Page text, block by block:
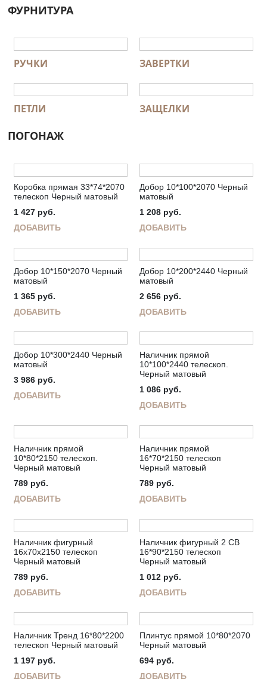
ФУРНИТУРА
РУЧКИ ЗАВЕРТКИ
ПЕТЛИ ЗАЩЕЛКИ
ПОГОНАЖ
Коробка прямая 33*74*2070
телескоп Черный матовый
1 427 руб.
ДОБАВИТЬ
Добор 10*100*2070 Черный
матовый
1 208 руб.
ДОБАВИТЬ
Добор 10*150*2070 Черный
матовый
1 365 руб.
ДОБАВИТЬ
Добор 10*200*2440 Черный
матовый
2 656 руб.
ДОБАВИТЬ
Добор 10*300*2440 Черный
матовый
3 986 руб.
ДОБАВИТЬ
Наличник прямой
10*100*2440 телескоп.
Черный матовый
1 086 руб.
ДОБАВИТЬ
Наличник прямой
10*80*2150 телескоп.
Черный матовый
789 руб.
ДОБАВИТЬ
Наличник прямой
16*70*2150 телескоп
Черный матовый
789 руб.
ДОБАВИТЬ
Наличник фигурный
16х70х2150 телескоп
Черный матовый
789 руб.
ДОБАВИТЬ
Наличник фигурный 2 СВ
16*90*2150 телескоп
Черный матовый
1 012 руб.
ДОБАВИТЬ
Наличник Тренд 16*80*2200
телескоп Черный матовый
1 197 руб.
ДОБАВИТЬ
Плинтус прямой 10*80*2070
Черный матовый
694 руб.
ДОБАВИТЬ